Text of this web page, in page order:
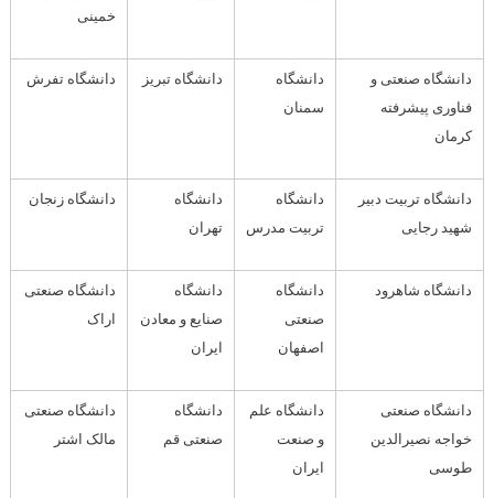
خمینی
دانشگاه صنعتی و
فناوری پیشرفته
کرمان
دانشگاه
سمنان
دانشگاه تبریز دانشگاه تفرش
دانشگاه تربیت دبیر
شهید رجایی
دانشگاه
تربیت مدرس
دانشگاه
تهران
دانشگاه زنجان
دانشگاه شاهرود
دانشگاه
صنعتی
اصفهان
دانشگاه
صنایع و معادن
ایران
دانشگاه صنعتی
اراک
دانشگاه صنعتی
خواجه نصیرالدین
طوسی
دانشگاه علم
و صنعت
ایران
دانشگاه
صنعتی قم
دانشگاه صنعتی
مالک اشتر